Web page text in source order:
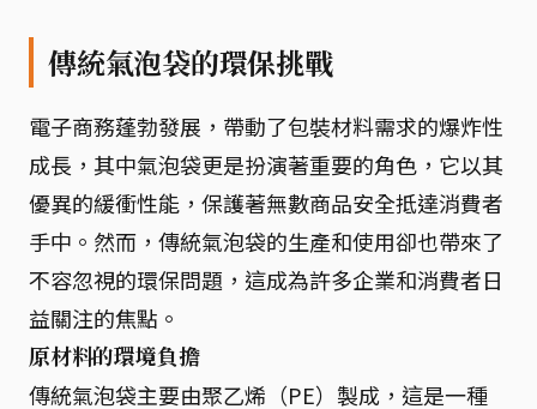
傳統氣泡袋的環保挑戰
電子商務蓬勃發展，帶動了包裝材料需求的爆炸性
成長，其中氣泡袋更是扮演著重要的角色，它以其
優異的緩衝性能，保護著無數商品安全抵達消費者
手中。然而，傳統氣泡袋的生產和使用卻也帶來了
不容忽視的環保問題，這成為許多企業和消費者日
益關注的焦點。
原材料的環境負擔
傳統氣泡袋主要由聚乙烯（PE）製成，這是一種